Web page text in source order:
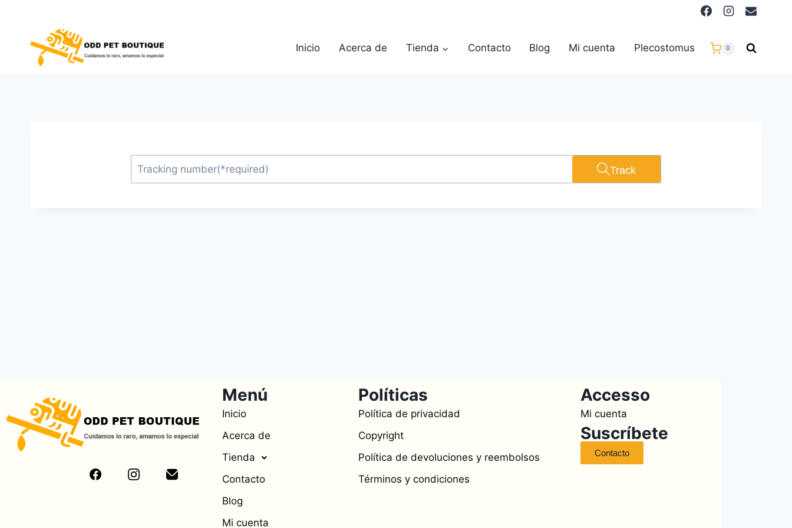
Inicio Acerca de Tienda Contacto Blog Mi cuenta Plecostomus 0
Track
Menú
Inicio
Acerca de
Tienda
Contacto
Blog
Mi cuenta
Políticas
Política de privacidad
Copyright
Política de devoluciones y reembolsos
Términos y condiciones
Accesso
Mi cuenta
Suscríbete
Contacto